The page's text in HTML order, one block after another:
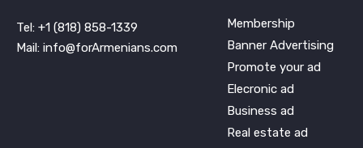
Tel: +1 (818) 858-1339
Mail: info@forArmenians.com
Membership
Banner Advertising
Promote your ad
Elecronic ad
Business ad
Real estate ad